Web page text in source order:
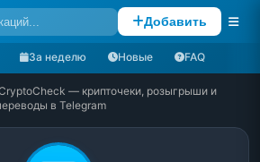
Добавить
За неделю Новые FAQ
— крипточеки, розыгрыши и
в Telegram